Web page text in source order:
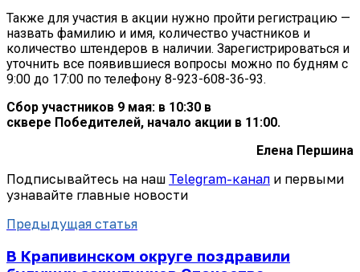
Также для участия в акции нужно пройти регистрацию —
назвать фамилию и имя, количество участников и
количество штендеров в наличии. Зарегистрироваться и
уточнить все появившиеся вопросы можно по будням с
9:00 до 17:00 по телефону 8-923-608-36-93.
Сбор участников 9 мая: в 10:30 в
сквере Победителей, начало акции в 11:00.
Елена Першина
Подписывайтесь на наш Telegram-канал и первыми
узнавайте главные новости
Предыдущая статья
В Крапивинском округе поздравили